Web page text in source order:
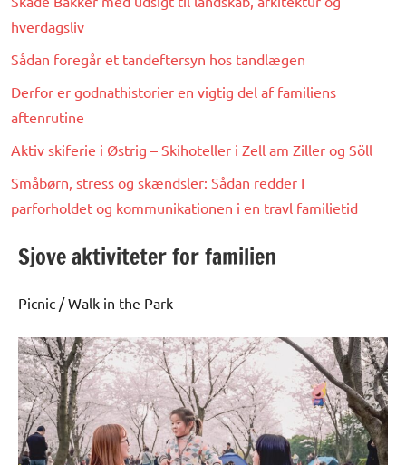
hverdagsliv
Sådan foregår et tandeftersyn hos tandlægen
Derfor er godnathistorier en vigtig del af familiens
aftenrutine
Aktiv skiferie i Østrig – Skihoteller i Zell am Ziller og Söll
Småbørn, stress og skændsler: Sådan redder I
parforholdet og kommunikationen i en travl familietid
Sjove aktiviteter for familien
Picnic / Walk in the Park